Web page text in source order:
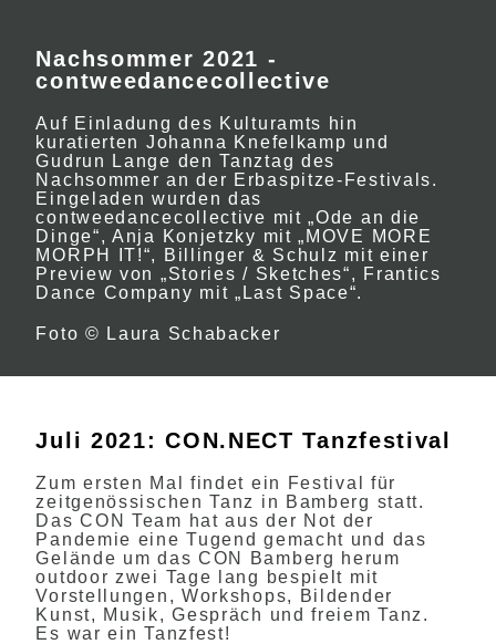
Nachsommer 2021 -
contweedancecollective
Auf Einladung des Kulturamts hin
kuratierten Johanna Knefelkamp und
Gudrun Lange den Tanztag des
Nachsommer an der Erbaspitze-Festivals.
Eingeladen wurden das
contweedancecollective mit „Ode an die
Dinge“, Anja Konjetzky mit „MOVE MORE
MORPH IT!“, Billinger & Schulz mit einer
Preview von „Stories / Sketches“, Frantics
Dance Company mit „Last Space“.
Foto © Laura Schabacker
Juli 2021: CON.NECT Tanzfestival
Zum ersten Mal findet ein Festival für
zeitgenössischen Tanz in Bamberg statt.
Das CON Team hat aus der Not der
Pandemie eine Tugend gemacht und das
Gelände um das CON Bamberg herum
outdoor zwei Tage lang bespielt mit
Vorstellungen, Workshops, Bildender
Kunst, Musik, Gespräch und freiem Tanz.
Es war ein Tanzfest!